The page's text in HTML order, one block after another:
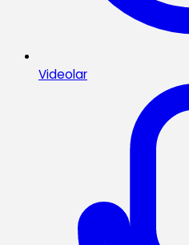
Videolar